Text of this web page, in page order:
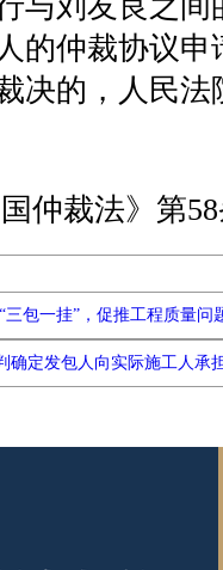
的仲裁协议
决的，人民
仲裁法》第
三包一挂”，促推工程质量问
确定发包人向实际施工人承